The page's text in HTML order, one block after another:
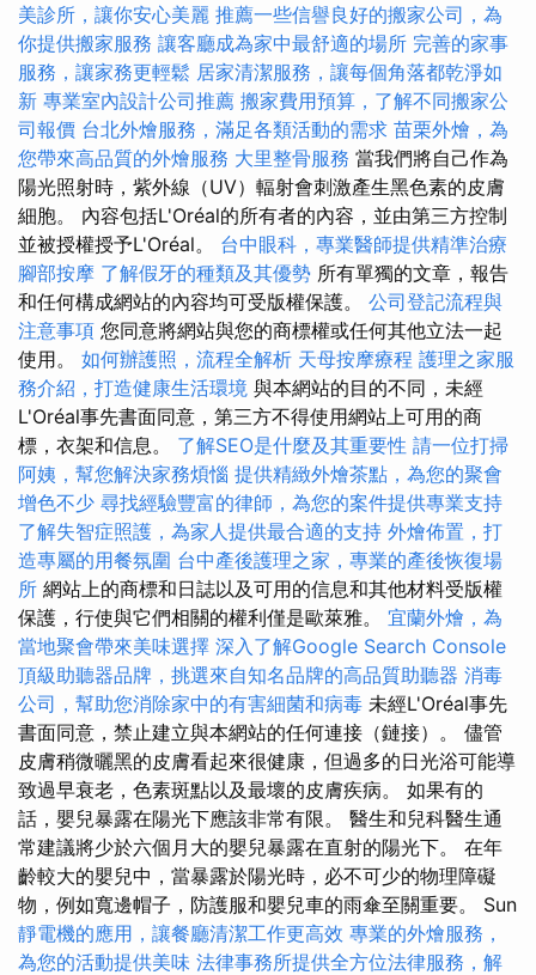
美診所，讓你安心美麗 推薦一些信譽良好的搬家公司，為
你提供搬家服務 讓客廳成為家中最舒適的場所 完善的家事
服務，讓家務更輕鬆 居家清潔服務，讓每個角落都乾淨如
新 專業室內設計公司推薦 搬家費用預算，了解不同搬家公
司報價 台北外燴服務，滿足各類活動的需求 苗栗外燴，為
您帶來高品質的外燴服務 大里整骨服務 當我們將自己作為
陽光照射時，紫外線（UV）輻射會刺激產生黑色素的皮膚
細胞。 內容包括L'Oréal的所有者的內容，並由第三方控制
並被授權授予L'Oréal。 台中眼科，專業醫師提供精準治療
腳部按摩 了解假牙的種類及其優勢 所有單獨的文章，報告
和任何構成網站的內容均可受版權保護。 公司登記流程與
注意事項 您同意將網站與您的商標權或任何其他立法一起
使用。 如何辦護照，流程全解析 天母按摩療程 護理之家服
務介紹，打造健康生活環境 與本網站的目的不同，未經
L'Oréal事先書面同意，第三方不得使用網站上可用的商
標，衣架和信息。 了解SEO是什麼及其重要性 請一位打掃
阿姨，幫您解決家務煩惱 提供精緻外燴茶點，為您的聚會
增色不少 尋找經驗豐富的律師，為您的案件提供專業支持
了解失智症照護，為家人提供最合適的支持 外燴佈置，打
造專屬的用餐氛圍 台中產後護理之家，專業的產後恢復場
所 網站上的商標和日誌以及可用的信息和其他材料受版權
保護，行使與它們相關的權利僅是歐萊雅。 宜蘭外燴，為
當地聚會帶來美味選擇 深入了解Google Search Console
頂級助聽器品牌，挑選來自知名品牌的高品質助聽器 消毒
公司，幫助您消除家中的有害細菌和病毒 未經L'Oréal事先
書面同意，禁止建立與本網站的任何連接（鏈接）。 儘管
皮膚稍微曬黑的皮膚看起來很健康，但過多的日光浴可能導
致過早衰老，色素斑點以及最壞的皮膚疾病。 如果有的
話，嬰兒暴露在陽光下應該非常有限。 醫生和兒科醫生通
常建議將少於六個月大的嬰兒暴露在直射的陽光下。 在年
齡較大的嬰兒中，當暴露於陽光時，必不可少的物理障礙
物，例如寬邊帽子，防護服和嬰兒車的雨傘至關重要。 Sun
靜電機的應用，讓餐廳清潔工作更高效 專業的外燴服務，
為您的活動提供美味 法律事務所提供全方位法律服務，解